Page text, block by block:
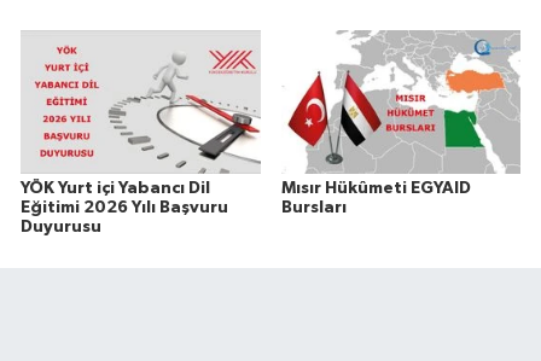
YÖK Yurt içi Yabancı Dil
Eğitimi 2026 Yılı Başvuru
Duyurusu
Mısır Hükûmeti EGYAID
Bursları